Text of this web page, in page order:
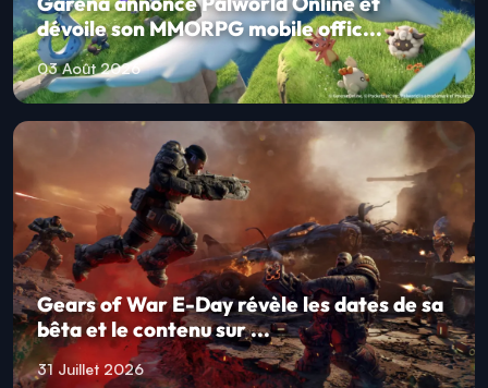
dévoile son MMORPG mobile offic...
03 Août 2026
Gears of War E-Day révèle les dates de sa
bêta et le contenu sur ...
31 Juillet 2026